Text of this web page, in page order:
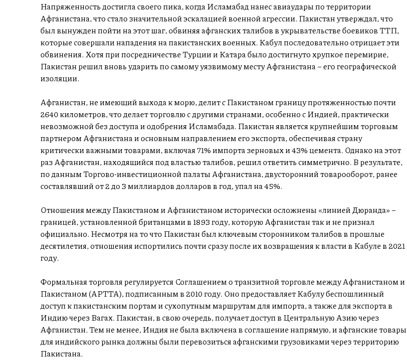
Напряженность достигла своего пика, когда Исламабад нанес авиаудары по территории
Афганистана, что стало значительной эскалацией военной агрессии. Пакистан утверждал, что
был вынужден пойти на этот шаг, обвиняя афганских талибов в укрывательстве боевиков ТТП,
которые совершали нападения на пакистанских военных. Кабул последовательно отрицает эти
обвинения. Хотя при посредничестве Турции и Катара было достигнуто хрупкое перемирие,
Пакистан решил вновь ударить по самому уязвимому месту Афганистана – его географической
изоляции.
Афганистан, не имеющий выхода к морю, делит с Пакистаном границу протяженностью почти
2640 километров, что делает торговлю с другими странами, особенно с Индией, практически
невозможной без доступа и одобрения Исламабада. Пакистан является крупнейшим торговым
партнером Афганистана и основным направлением его экспорта, обеспечивая страну
критически важными товарами, включая 71% импорта зерновых и 43% цемента. Однако на этот
раз Афганистан, находящийся под властью талибов, решил ответить симметрично. В результате,
по данным Торгово-инвестиционной палаты Афганистана, двусторонний товарооборот, ранее
составлявший от 2 до 3 миллиардов долларов в год, упал на 45%.
Отношения между Пакистаном и Афганистаном исторически осложнены «линией Дюранда» –
границей, установленной британцами в 1893 году, которую Афганистан так и не признал
официально. Несмотря на то что Пакистан был ключевым сторонником талибов в прошлые
десятилетия, отношения испортились почти сразу после их возвращения к власти в Кабуле в 2021
году.
Формальная торговля регулируется Соглашением о транзитной торговле между Афганистаном и
Пакистаном (APTTA), подписанным в 2010 году. Оно предоставляет Кабулу беспошлинный
доступ к пакистанским портам и сухопутным маршрутам для импорта, а также для экспорта в
Индию через Вагах. Пакистан, в свою очередь, получает доступ в Центральную Азию через
Афганистан. Тем не менее, Индия не была включена в соглашение напрямую, и афганские товары
для индийского рынка должны были перевозиться афганскими грузовиками через территорию
Пакистана.